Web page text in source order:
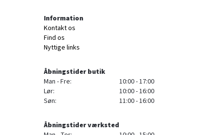
Information
Kontakt os
Find os
Nyttige links
Åbningstider butik
Man - Fre:
10:00 - 17:00
Lør:
10:00 - 16:00
Søn:
11:00 - 16:00
Åbningstider værksted